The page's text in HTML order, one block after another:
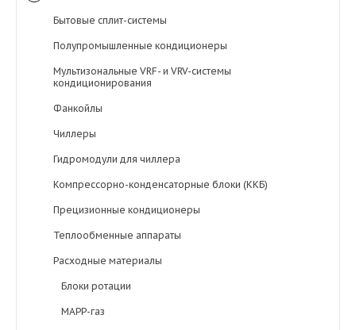
Бытовые сплит-системы
Полупромышленные кондиционеры
Мультизональные VRF- и VRV-системы
кондиционирования
Фанкойлы
Чиллеры
Гидромодули для чиллера
Компрессорно-конденсаторные блоки (ККБ)
Прецизионные кондиционеры
Теплообменные аппараты
Расходные материалы
Блоки ротации
MAPP-газ